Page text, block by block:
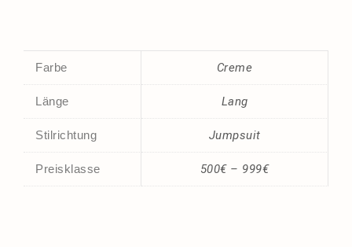
Farbe Creme
Länge Lang
Stilrichtung Jumpsuit
Preisklasse 500€ – 999€